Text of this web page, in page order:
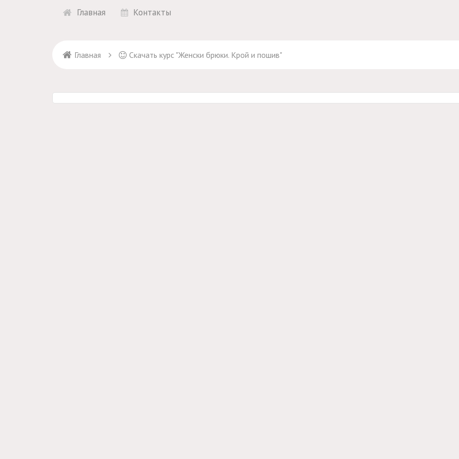
Главная Контакты
Главная Скачать курс "Женски брюки. Крой и пошив"